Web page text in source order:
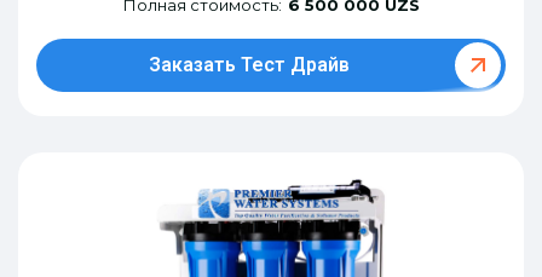
Полная стоимость: 6 500 000 UZS
Заказать Тест Драйв